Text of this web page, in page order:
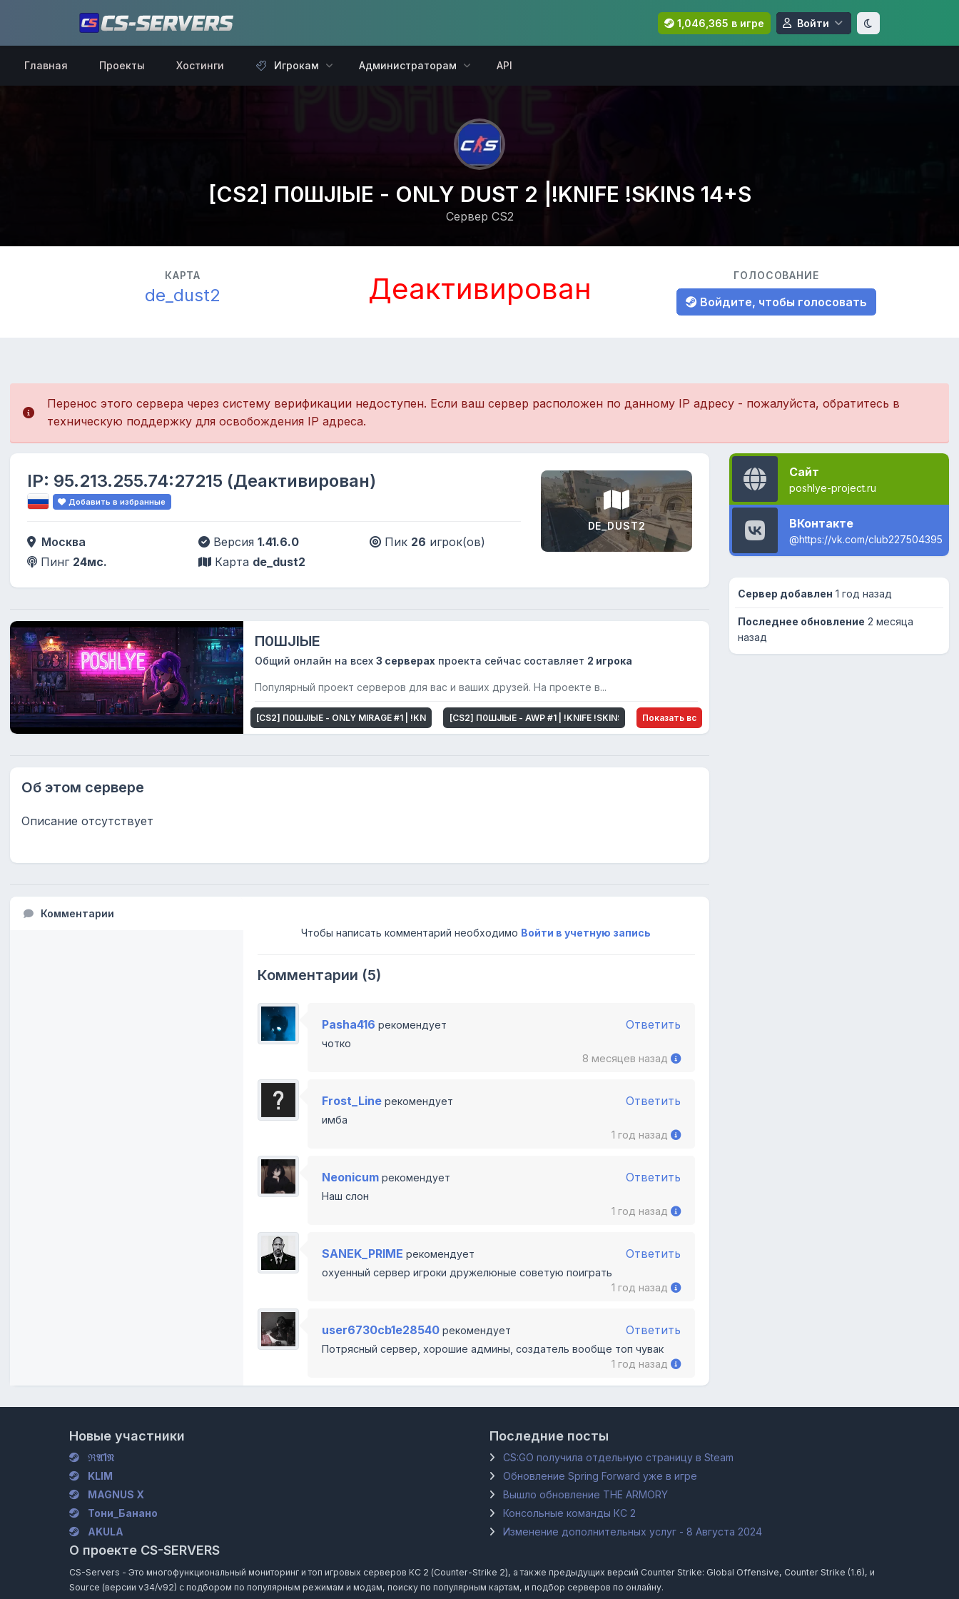
1,046,365 в игре Войти
Главная Проекты Хостинги Игрокам Администраторам API
[CS2] П0ШJIЫЕ - ONLY DUST 2 |!KNIFE !SKINS 14+S
Сервер CS2
КАРТА
de_dust2 Деактивирован ГОЛОСОВАНИЕ
Войдите, чтобы голосовать
Перенос этого сервера через систему верификации недоступен. Если ваш сервер расположен по данному IP адресу - пожалуйста, обратитесь в
техническую поддержку для освобождения IP адреса.
IP: 95.213.255.74:27215 (Деактивирован)
Добавить в избранные
Москва
Пинг 24мс.
Версия 1.41.6.0
Карта de_dust2
Пик 26 игрок(ов)
DE_DUST2
П0ШJIЫЕ
Общий онлайн на всех 3 серверах проекта сейчас составляет 2 игрока
Популярный проект серверов для вас и ваших друзей. На проекте в...
[CS2] П0ШJIЫЕ - ONLY MIRAGE #1 | !KNIFE !SKINS 14+[CS2] П0ШJIЫЕ - AWP #1 | !KNIFE !SKINS 14+ Показать все
Об этом сервере
Описание отсутствует
Комментарии
Чтобы написать комментарий необходимо Войти в учетную запись
Комментарии (5)
Pasha416 рекомендует Ответить
чотко
8 месяцев назад
Frost_Line рекомендует Ответить
имба
1 год назад
Neonicum рекомендует Ответить
Наш слон
1 год назад
SANEK_PRIME рекомендует Ответить
оxуенный сервер игроки дружелюные советую поиграть
1 год назад
user6730cb1e28540 рекомендует Ответить
Потрясный сервер, хорошие админы, создатель вообще топ чувак
1 год назад
Сайт
poshlye-project.ru
ВКонтакте
@https://vk.com/club227504395
Сервер добавлен 1 год назад
Последнее обновление 2 месяца
назад
Новые участники
ℜ𝔄1𝔑
KLIM
MAGNUS X
Тони_Банано
AKULA
Последние посты
CS:GO получила отдельную страницу в Steam
Обновление Spring Forward уже в игре
Вышло обновление THE ARMORY
Консольные команды КС 2
Изменение дополнительных услуг - 8 Августа 2024
О проекте CS-SERVERS
CS-Servers - Это многофункциональный мониторинг и топ игровых серверов КС 2 (Counter-Strike 2), а также предыдущих версий Counter Strike: Global Offensive, Counter Strike (1.6), и
Source (версии v34/v92) с подбором по популярным режимам и модам, поиску по популярным картам, и подбор серверов по онлайну.